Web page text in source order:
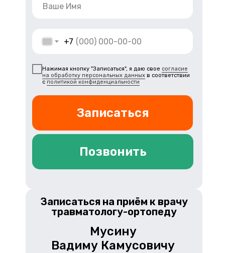
+7
Нажимая кнопку "Записаться", я даю свое согласие
на обработку персональных данных в соответствии
с политикой конфиденциальности
Записаться
Позвонить
Мусину
Вадиму Камусовичу
Записаться на приём к врачу
травматологу-ортопеду